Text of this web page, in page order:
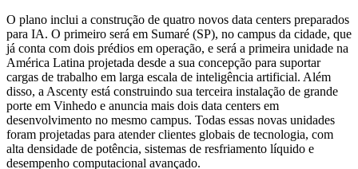
O plano inclui a construção de quatro novos data centers preparados
para IA. O primeiro será em Sumaré (SP), no campus da cidade, que
já conta com dois prédios em operação, e será a primeira unidade na
América Latina projetada desde a sua concepção para suportar
cargas de trabalho em larga escala de inteligência artificial. Além
disso, a Ascenty está construindo sua terceira instalação de grande
porte em Vinhedo e anuncia mais dois data centers em
desenvolvimento no mesmo campus. Todas essas novas unidades
foram projetadas para atender clientes globais de tecnologia, com
alta densidade de potência, sistemas de resfriamento líquido e
desempenho computacional avançado.